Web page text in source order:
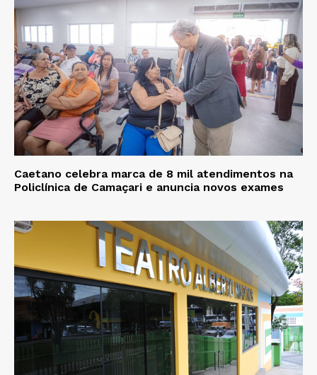
Caetano celebra marca de 8 mil atendimentos na
Policlínica de Camaçari e anuncia novos exames